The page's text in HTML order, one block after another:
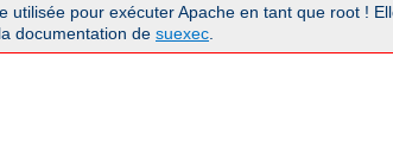
utilisée pour exécuter Apache en tant que root !
documentation de suexec